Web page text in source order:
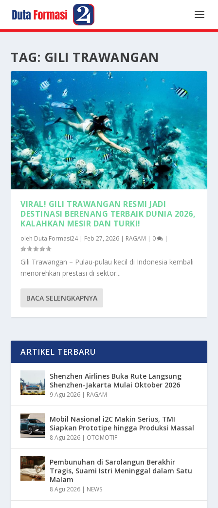
TAG: GILI TRAWANGAN
VIRAL! GILI TRAWANGAN RESMI JADI
DESTINASI BERENANG TERBAIK DUNIA 2026,
KALAHKAN MESIR DAN TURKI!
oleh Duta Formasi24| Feb 27, 2026 | RAGAM | 0 |
Gili Trawangan – Pulau-pulau kecil di Indonesia kembali
menorehkan prestasi di sektor...
BACA SELENGKAPNYA
ARTIKEL TERBARU
Shenzhen Airlines Buka Rute Langsung
Shenzhen-Jakarta Mulai Oktober 2026
9 Agu 2026 | RAGAM
Mobil Nasional i2C Makin Serius, TMI
Siapkan Prototipe hingga Produksi Massal
8 Agu 2026 | OTOMOTIF
Pembunuhan di Sarolangun Berakhir
Tragis, Suami Istri Meninggal dalam Satu
Malam
8 Agu 2026 | NEWS